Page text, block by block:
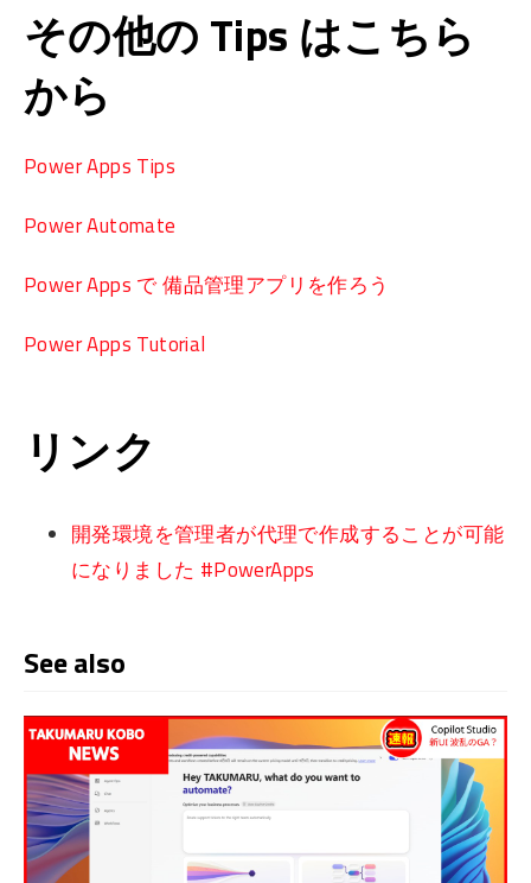
その他の Tips はこちら
から
Power Apps Tips
Power Automate
Power Apps で 備品管理アプリを作ろう
Power Apps Tutorial
リンク
開発環境を管理者が代理で作成することが可能
になりました #PowerApps
See also